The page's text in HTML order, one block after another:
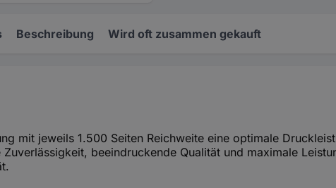
Beschreibung Wird oft zusammen gekauft
mit jeweils 1.500 Seiten Reichweite eine optimale
beeindruckende Qualität und maximale